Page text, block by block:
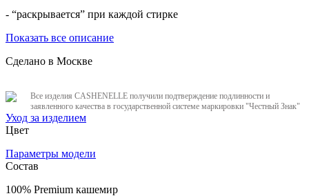
- “раскрывается” при каждой стирке
Показать все описание
Сделано в Москве
Все изделия CASHENELLE получили подтверждение подлинности и
заявленного качества в государственной системе маркировки "Честный Знак"
Уход за изделием
Цвет
Параметры модели
Состав
100% Premium кашемир